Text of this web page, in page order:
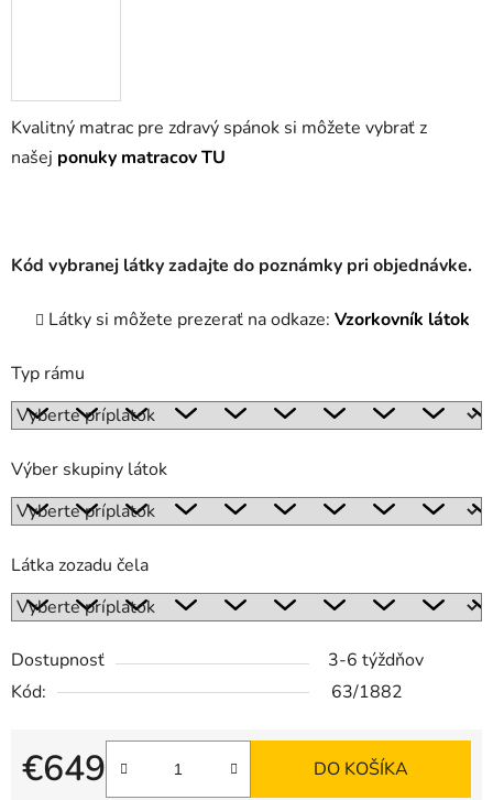
Kvalitný matrac pre zdravý spánok si môžete vybrať z
našej ponuky matracov TU
Kód vybranej látky zadajte do poznámky pri objednávke.
Látky si môžete prezerať na odkaze: Vzorkovník látok
Typ rámu
Výber skupiny látok
Látka zozadu čela
Dostupnosť
3-6 týždňov
Kód:
63/1882
€649 DO KOŠÍKA